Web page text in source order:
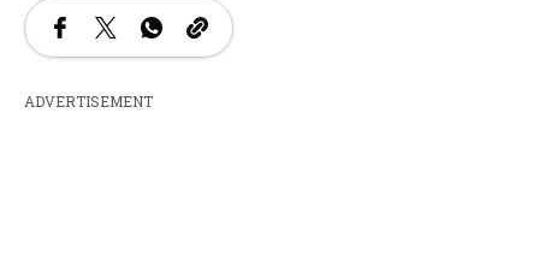
ADVERTISEMENT